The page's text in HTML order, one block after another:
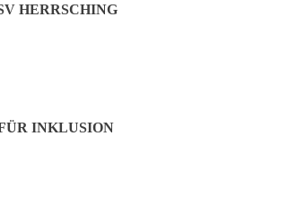
HERRSCHING
INKLUSION